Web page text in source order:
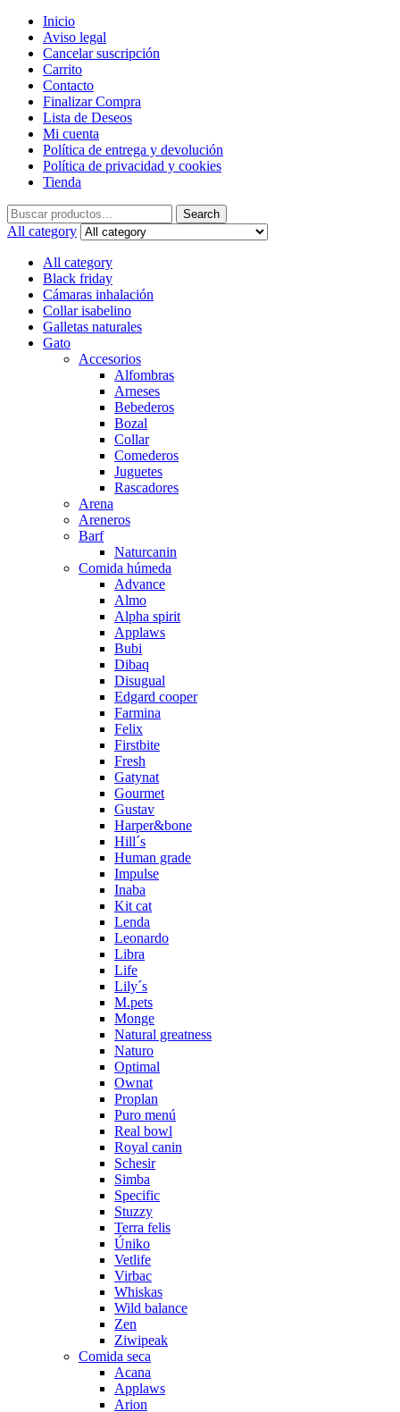
Inicio
Aviso legal
Cancelar suscripción
Carrito
Contacto
Finalizar Compra
Lista de Deseos
Mi cuenta
Política de entrega y devolución
Política de privacidad y cookies
Tienda
Search
for:
Search
All category
All category
Black friday
Cámaras inhalación
Collar isabelino
Galletas naturales
Gato
Accesorios
Alfombras
Arneses
Bebederos
Bozal
Collar
Comederos
Juguetes
Rascadores
Arena
Areneros
Barf
Naturcanin
Comida húmeda
Advance
Almo
Alpha spirit
Applaws
Bubi
Dibaq
Disugual
Edgard cooper
Farmina
Felix
Firstbite
Fresh
Gatynat
Gourmet
Gustav
Harper&bone
Hill´s
Human grade
Impulse
Inaba
Kit cat
Lenda
Leonardo
Libra
Life
Lily´s
M.pets
Monge
Natural greatness
Naturo
Optimal
Ownat
Proplan
Puro menú
Real bowl
Royal canin
Schesir
Simba
Specific
Stuzzy
Terra felis
Úniko
Vetlife
Virbac
Whiskas
Wild balance
Zen
Ziwipeak
Comida seca
Acana
Applaws
Arion